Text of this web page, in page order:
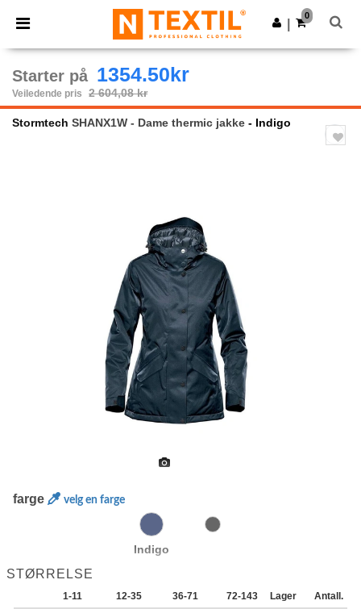
× Ntextil-app
Bedre priser i appen!
Last ned app
0
Starter på 1354.50kr
Veiledende pris 2 604,08 kr
Stormtech SHANX1W - Dame thermic jakke - Indigo
farge velg en farge
Indigo
STØRRELSE
1-11 12-35 36-71 72-143 144-287 288
Lager Antall.